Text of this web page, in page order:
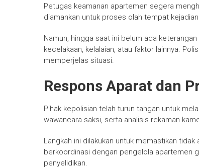
Petugas keamanan apartemen segera
diamankan untuk proses olah tempat
Namun, hingga saat ini belum ada
kecelakaan, kelalaian, atau faktor lainnya.
memperjelas situasi.
Respons Aparat dan
Pihak kepolisian telah turun tangan untuk
wawancara saksi, serta analisis rekaman
Langkah ini dilakukan untuk memastikan
berkoordinasi dengan pengelola apartemen
penyelidikan.